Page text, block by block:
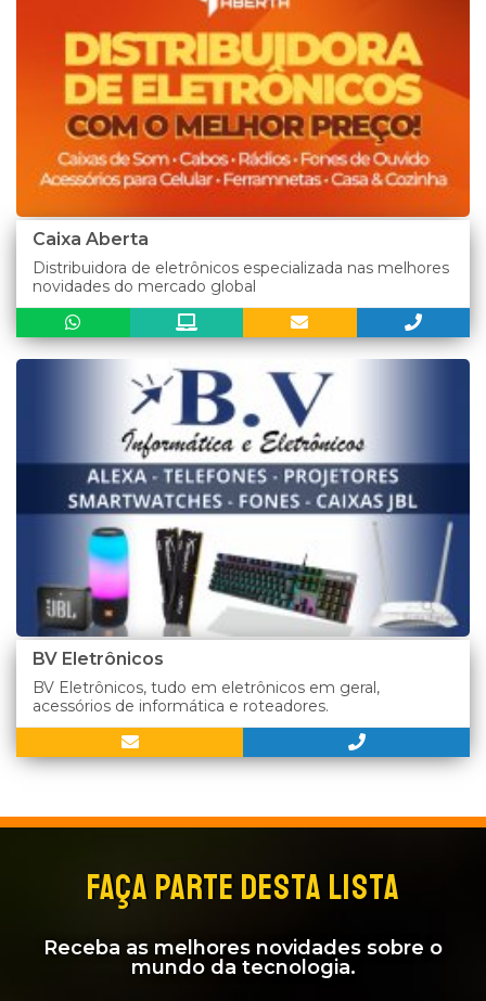
Caixa Aberta
Distribuidora de eletrônicos especializada nas melhores
novidades do mercado global
BV Eletrônicos
BV Eletrônicos, tudo em eletrônicos em geral,
acessórios de informática e roteadores.
FAÇA PARTE DESTA LISTA
Receba as melhores novidades sobre o
mundo da tecnologia.